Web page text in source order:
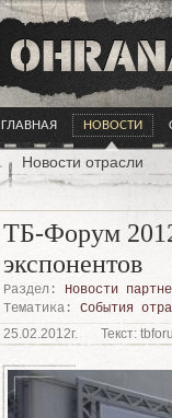
ГЛАВНАЯ НОВОСТИ
Новости отрасли
ТБ-Форум
экспонентов
Раздел:
Новости
Тематика:
События
25.02.2012г.
Текст: